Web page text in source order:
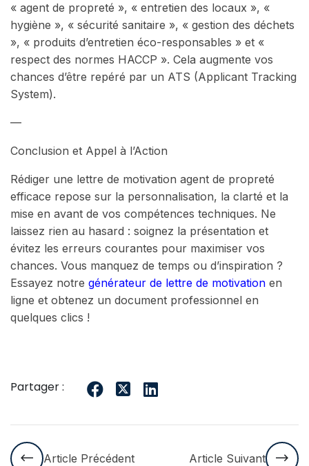
« agent de propreté », « entretien des locaux », «
hygiène », « sécurité sanitaire », « gestion des déchets
», « produits d’entretien éco-responsables » et «
respect des normes HACCP ». Cela augmente vos
chances d’être repéré par un ATS (Applicant Tracking
System).
—
Conclusion et Appel à l’Action
Rédiger une lettre de motivation agent de propreté
efficace repose sur la personnalisation, la clarté et la
mise en avant de vos compétences techniques. Ne
laissez rien au hasard : soignez la présentation et
évitez les erreurs courantes pour maximiser vos
chances. Vous manquez de temps ou d’inspiration ?
Essayez notre générateur de lettre de motivation en
ligne et obtenez un document professionnel en
quelques clics !
Partager :
Article Précédent Article Suivant